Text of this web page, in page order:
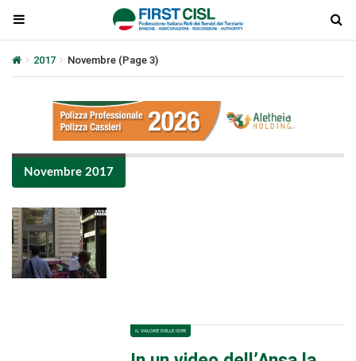
2017 Novembre (Page 3)
Novembre 2017
IL VALORE DELLE IDEE